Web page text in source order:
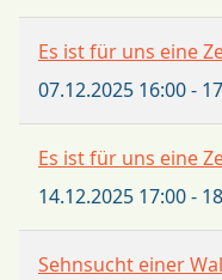
Es ist für uns eine
07.12.2025 16:00-
Es ist für uns eine
14.12.2025 17:00-
Sehnsucht einer